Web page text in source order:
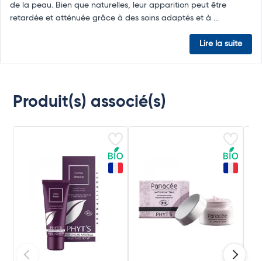
de la peau. Bien que naturelles, leur apparition peut être
retardée et atténuée grâce à des soins adaptés et à ...
Lire la suite
Produit(s) associé(s)